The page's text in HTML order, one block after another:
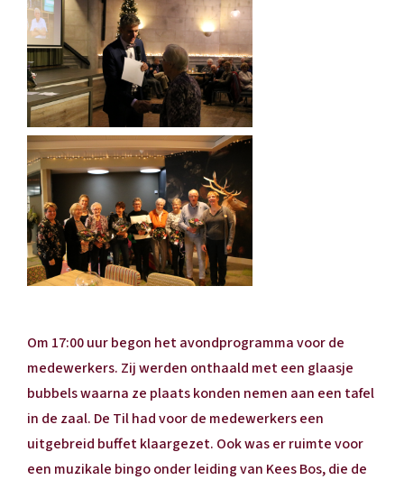
Om 17:00 uur begon het avondprogramma voor de
medewerkers. Zij werden onthaald met een glaasje
bubbels waarna ze plaats konden nemen aan een tafel
in de zaal. De Til had voor de medewerkers een
uitgebreid buffet klaargezet. Ook was er ruimte voor
een muzikale bingo onder leiding van Kees Bos, die de